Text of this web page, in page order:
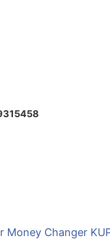
Changer